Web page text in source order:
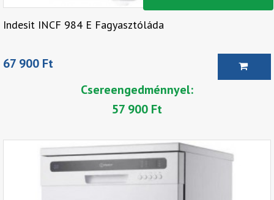
Indesit INCF 984 E Fagyasztóláda
67 900 Ft
Csereengedménnyel:
57 900 Ft